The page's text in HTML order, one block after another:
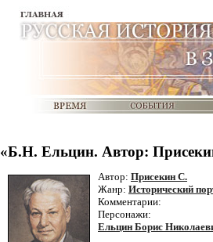
«Б.Н. Ельцин. Автор:
Автор: Присекин С.
Жанр: Исторический
Комментарии:
Персонажи:
Ельцин Борис